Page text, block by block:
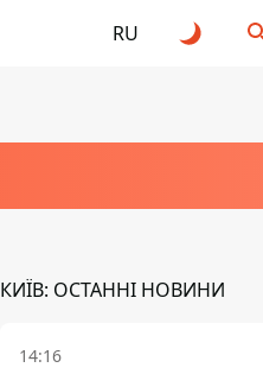
RU
КИЇВ: ОСТАННІ НОВИНИ
14:16